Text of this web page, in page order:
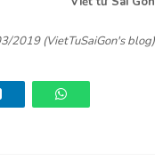
2019 (VietTuSaiGon's blog)